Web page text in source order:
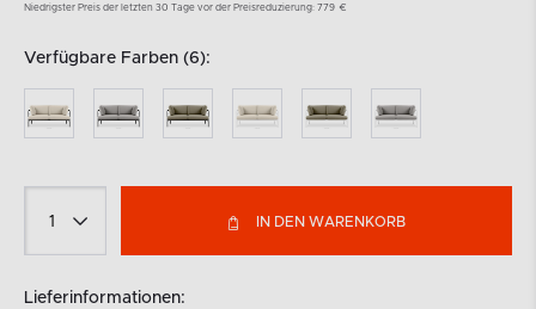
Niedrigster Preis der letzten 30 Tage vor der Preisreduzierung: 779 €
Verfügbare Farben (6):
IN DEN WARENKORB
Lieferinformationen: